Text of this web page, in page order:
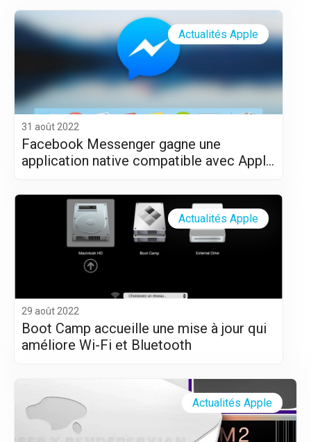
31 août 2022
Facebook Messenger gagne une
application native compatible avec Apple
Actualités Apple
29 août 2022
Boot Camp accueille une mise à jour qui
améliore Wi-Fi et Bluetooth
Actualités Apple
Actualités Apple